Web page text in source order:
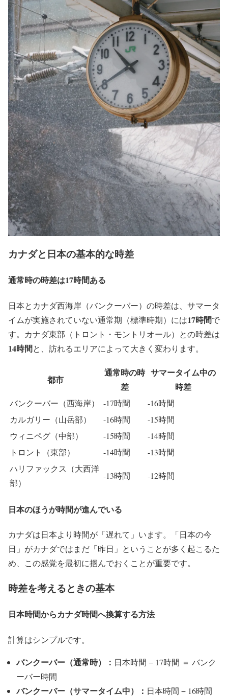
カナダと日本の基本的な時差
通常時の時差は17時間ある
日本とカナダ西海岸（バンクーバー）の時差は、サマータ
イムが実施されていない通常期（標準時期）には17時間で
す。カナダ東部（トロント・モントリオール）との時差は
14時間と、訪れるエリアによって大きく変わります。
都市
通常時の時
差
サマータイム中の
時差
バンクーバー（西海岸） -17時間
-16時間
カルガリー（山岳部）
-16時間
-15時間
ウィニペグ（中部）
-15時間
-14時間
トロント（東部）
-14時間
-13時間
ハリファックス（大西洋
部）
-13時間 -12時間
日本のほうが時間が進んでいる
カナダは日本より時間が「遅れて」います。「日本の今
日」がカナダではまだ「昨日」ということが多く起こるた
め、この感覚を最初に掴んでおくことが重要です。
時差を考えるときの基本
日本時間からカナダ時間へ換算する方法
計算はシンプルです。
バンクーバー（通常時）： 日本時間 − 17時間 ＝ バンク
ーバー時間
バンクーバー（サマータイム中）： 日本時間 − 16時間